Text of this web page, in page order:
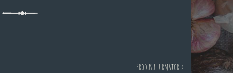
Produsul Urmator >